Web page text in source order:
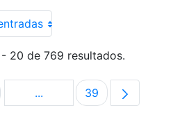
20 de 769 resultados.
...Páginas intermedias Use
Página
39